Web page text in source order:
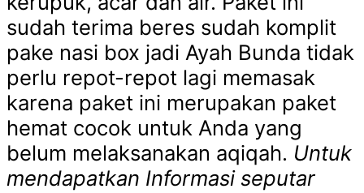
sudah terima beres sudah komplit
pake nasi box jadi Ayah Bunda tidak
perlu repot-repot lagi memasak
karena paket ini merupakan paket
hemat cocok untuk Anda yang
belum melaksanakan aqiqah. Untuk
mendapatkan Informasi seputar